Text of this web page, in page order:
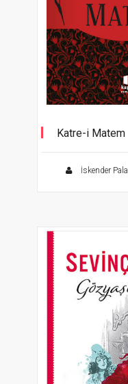
Katre-i Matem
İskender Pala